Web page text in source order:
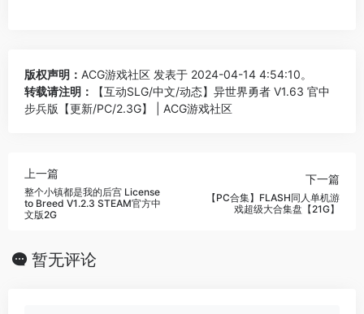
版权声明： ACG游戏社区 发表于 2024-04-14 4:54:10。
转载请注明：
【互动SLG/中文/动态】异世界勇者 V1.63 官中
步兵版【更新/PC/2.3G】 | ACG游戏社区
上一篇
整个小镇都是我的后宫 License
to Breed V1.2.3 STEAM官方中
文版2G
下一篇
【PC合集】FLASH同人单机游
戏超级大合集盘【21G】
暂无评论